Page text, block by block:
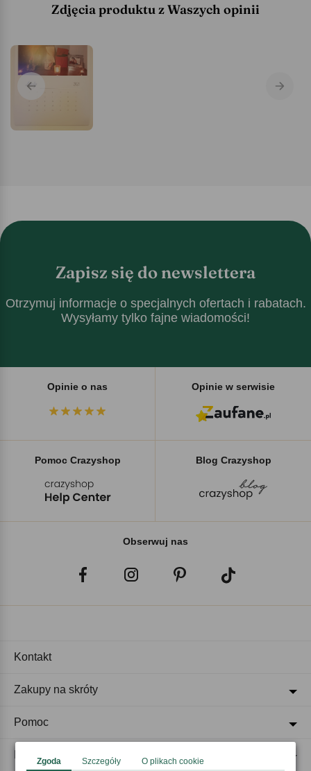
Zdjęcia produktu z Waszych opinii
Zapisz się do newslettera
Otrzymuj informacje o specjalnych ofertach i rabatach.
Wysyłamy tylko fajne wiadomości!
Opinie o nas Opinie w serwisie
Pomoc Crazyshop Blog Crazyshop
Obserwuj nas
Kontakt
Zakupy na skróty
Pomoc
Zgoda Szczegóły O plikach cookie